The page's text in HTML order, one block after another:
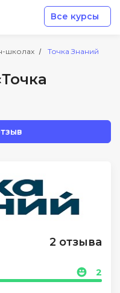
Все курсы
школах Точка Знаний
2 отзыва
2